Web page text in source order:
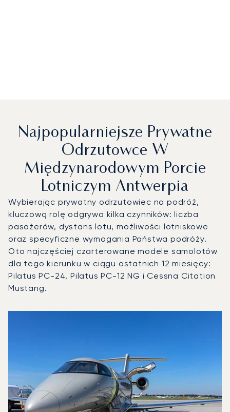
Najpopularniejsze Prywatne
Odrzutowce W
Międzynarodowym Porcie
Lotniczym Antwerpia
Wybierając prywatny odrzutowiec na podróż,
kluczową rolę odgrywa kilka czynników: liczba
pasażerów, dystans lotu, możliwości lotniskowe
oraz specyficzne wymagania Państwa podróży.
Oto najczęściej czarterowane modele samolotów
dla tego kierunku w ciągu ostatnich 12 miesięcy:
Pilatus PC-24, Pilatus PC-12 NG i Cessna Citation
Mustang.